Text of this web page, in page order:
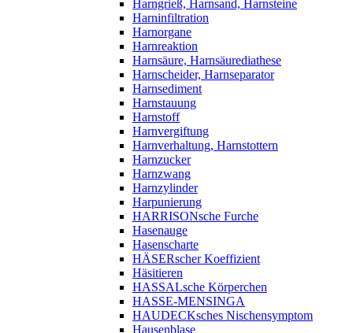
Harngrieß, Harnsand, Harnsteine
Harninfiltration
Harnorgane
Harnreaktion
Harnsäure, Harnsäurediathese
Harnscheider, Harnseparator
Harnsediment
Harnstauung
Harnstoff
Harnvergiftung
Harnverhaltung, Harnstottern
Harnzucker
Harnzwang
Harnzylinder
Harpunierung
HARRISONsche Furche
Hasenauge
Hasenscharte
HÄSERscher Koeffizient
Häsitieren
HASSALsche Körperchen
HASSE-MENSINGA
HAUDECKsches Nischensymptom
Hausenblase